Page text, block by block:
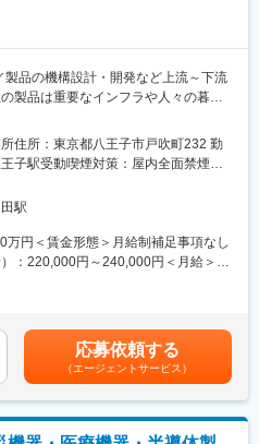
です。
自身の関わった製品で新しい医療に
発の業務のみならず、医療現場や学
へも参画することができる環境で
器について
ケア機器は、「医療をもっと、安
をコンセプトに、電子部品メーカー
した高品質な製品群が特徴です。
応用し、医療現場のニーズに応える
提供しています。これにより、医療
能化・利便性向上を進めています。
体温センサシステム、液滴検知機構
自動カフ圧コントローラなど、現場
現する機器が数々生み出されていま
品の機構設計・開発など上流～下流
製品は重要なインフラや人々の暮ら
の範囲：会社の定める業務】
製造部品の機構設計・開発をご担当
・人工腎臓透析装置用部品・温度セ
産業用製品の機構設計開発業務
リスト等のドキュメント作成、改訂
いて：
は商業施設やインフラ設備用まで幅
災製品は消防法に準拠した開発・設
住所：東京都八王子市戸吹町232 勤
子駅受動喫煙対策：屋内全面禁煙変
駅
万円＜賃金形態＞月給制補足事項なし
：220,000円～240,000円＜月給＞
り、選考を通じて上下する可能性が
手当を含めた表記です。
応募依頼する
（エージェントサービス）